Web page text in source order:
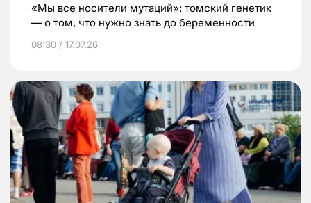
«Мы все носители мутаций»: томский генетик
— о том, что нужно знать до беременности
08:30 / 17.07.26